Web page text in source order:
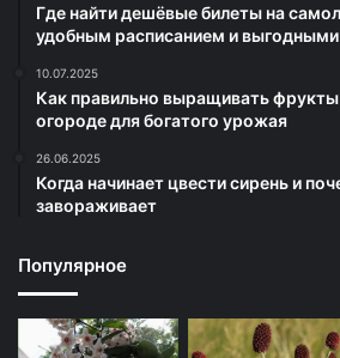
Где найти дешёвые билеты на
удобным расписанием и
10.07.2025
Как правильно выращивать
огороде для богатого урожая
26.06.2025
Когда начинает цвести сирень и
завораживает
Популярное